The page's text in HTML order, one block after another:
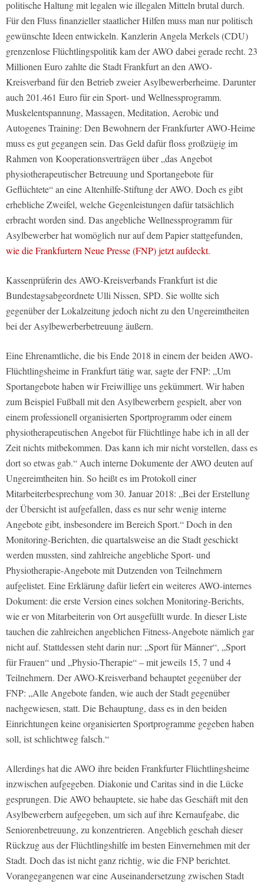
politische Haltung mit legalen wie illegalen Mitteln brutal durch.
Für den Fluss finanzieller staatlicher Hilfen muss man nur politisch
gewünschte Ideen entwickeln. Kanzlerin Angela Merkels (CDU)
grenzenlose Flüchtlingspolitik kam der AWO dabei gerade recht. 23
Millionen Euro zahlte die Stadt Frankfurt an den AWO-
Kreisverband für den Betrieb zweier Asylbewerberheime. Darunter
auch 201.461 Euro für ein Sport- und Wellnessprogramm.
Muskelentspannung, Massagen, Meditation, Aerobic und
Autogenes Training: Den Bewohnern der Frankfurter AWO-Heime
muss es gut gegangen sein. Das Geld dafür floss großzügig im
Rahmen von Kooperationsverträgen über „das Angebot
physiotherapeutischer Betreuung und Sportangebote für
Geflüchtete“ an eine Altenhilfe-Stiftung der AWO. Doch es gibt
erhebliche Zweifel, welche Gegenleistungen dafür tatsächlich
erbracht worden sind. Das angebliche Wellnessprogramm für
Asylbewerber hat womöglich nur auf dem Papier stattgefunden,
wie die Frankfurtern Neue Presse (FNP) jetzt aufdeckt.
Kassenprüferin des AWO-Kreisverbands Frankfurt ist die
Bundestagsabgeordnete Ulli Nissen, SPD. Sie wollte sich
gegenüber der Lokalzeitung jedoch nicht zu den Ungereimtheiten
bei der Asylbewerberbetreuung äußern.
Eine Ehrenamtliche, die bis Ende 2018 in einem der beiden AWO-
Flüchtlingsheime in Frankfurt tätig war, sagte der FNP: „Um
Sportangebote haben wir Freiwillige uns gekümmert. Wir haben
zum Beispiel Fußball mit den Asylbewerbern gespielt, aber von
einem professionell organisierten Sportprogramm oder einem
physiotherapeutischen Angebot für Flüchtlinge habe ich in all der
Zeit nichts mitbekommen. Das kann ich mir nicht vorstellen, dass es
dort so etwas gab.“ Auch interne Dokumente der AWO deuten auf
Ungereimtheiten hin. So heißt es im Protokoll einer
Mitarbeiterbesprechung vom 30. Januar 2018: „Bei der Erstellung
der Übersicht ist aufgefallen, dass es nur sehr wenig interne
Angebote gibt, insbesondere im Bereich Sport.“ Doch in den
Monitoring-Berichten, die quartalsweise an die Stadt geschickt
werden mussten, sind zahlreiche angebliche Sport- und
Physiotherapie-Angebote mit Dutzenden von Teilnehmern
aufgelistet. Eine Erklärung dafür liefert ein weiteres AWO-internes
Dokument: die erste Version eines solchen Monitoring-Berichts,
wie er von Mitarbeiterin von Ort ausgefüllt wurde. In dieser Liste
tauchen die zahlreichen angeblichen Fitness-Angebote nämlich gar
nicht auf. Stattdessen steht darin nur: „Sport für Männer“, „Sport
für Frauen“ und „Physio-Therapie“ – mit jeweils 15, 7 und 4
Teilnehmern. Der AWO-Kreisverband behauptet gegenüber der
FNP: „Alle Angebote fanden, wie auch der Stadt gegenüber
nachgewiesen, statt. Die Behauptung, dass es in den beiden
Einrichtungen keine organisierten Sportprogramme gegeben haben
soll, ist schlichtweg falsch.“
Allerdings hat die AWO ihre beiden Frankfurter Flüchtlingsheime
inzwischen aufgegeben. Diakonie und Caritas sind in die Lücke
gesprungen. Die AWO behauptete, sie habe das Geschäft mit den
Asylbewerbern aufgegeben, um sich auf ihre Kernaufgabe, die
Seniorenbetreuung, zu konzentrieren. Angeblich geschah dieser
Rückzug aus der Flüchtlingshilfe im besten Einvernehmen mit der
Stadt. Doch das ist nicht ganz richtig, wie die FNP berichtet.
Vorangegangenen war eine Auseinandersetzung zwischen Stadt